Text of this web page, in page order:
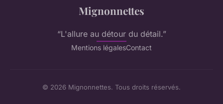
Mignonnettes
“L'allure au détour du détail.”
Mentions légalesContact
© 2026 Mignonnettes. Tous droits réservés.